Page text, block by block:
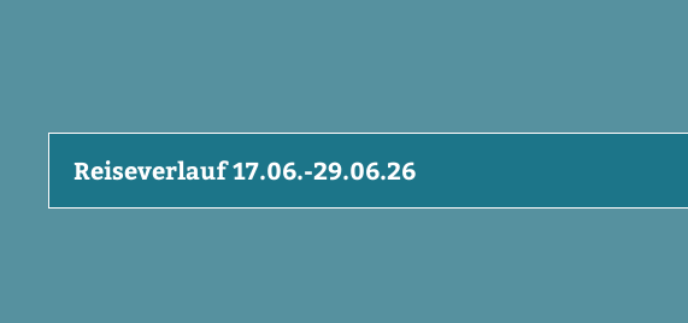
Reiseverlauf 17.06.-29.06.26